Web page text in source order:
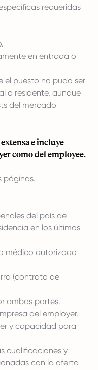
requeridas
en entrada o
el puesto no pudo ser
o residente, aunque
del mercado
e incluye
como del employee.
páginas.
del país de
en los últimos
médico autorizado
(contrato de
ambas partes.
del employer.
y capacidad para
cualificaciones y
con la oferta